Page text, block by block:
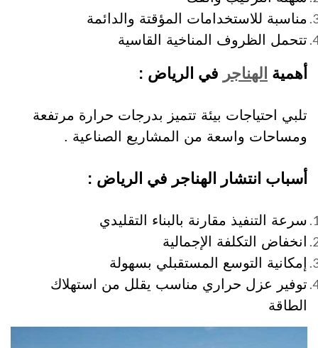
مناسبة للاستخدامات المؤقتة والدائمة
تتحمل الظروف المناخية القاسية
أهمية الهناجر في الرياض :
تلبي احتياجات بيئة تتميز بدرجات حرارة مرتفعة
ومساحات واسعة من المشاريع الصناعية .
أسباب انتشار الهناجر في الرياض :
سرعة التنفيذ مقارنة بالبناء التقليدي
انخفاض التكلفة الإجمالية
إمكانية التوسع المستقبلي بسهولة
توفير عزل حراري مناسب يقلل من استهلاك
الطاقة